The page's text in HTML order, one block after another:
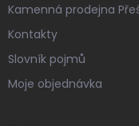
Kamenná prodejna
Kontakty
Slovník pojmů
Moje objednávka